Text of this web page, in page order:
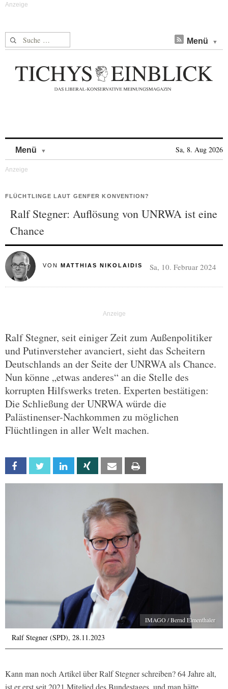
Suche nach: Menü
Menü Sa, 8. Aug 2026
FLÜCHTLINGE LAUT GENFER KONVENTION?
Ralf Stegner: Auflösung von UNRWA ist eine
Chance
VON MATTHIAS NIKOLAIDIS Sa, 10. Februar 2024
Ralf Stegner, seit einiger Zeit zum Außenpolitiker
und Putinversteher avanciert, sieht das Scheitern
Deutschlands an der Seite der UNRWA als Chance.
Nun könne „etwas anderes“ an die Stelle des
korrupten Hilfswerks treten. Experten bestätigen:
Die Schließung der UNRWA würde die
Palästinenser-Nachkommen zu möglichen
Flüchtlingen in aller Welt machen.
Facebook Twitter Linkedin Xing Email
IMAGO / Bernd Elmenthaler
Ralf Stegner (SPD), 28.11.2023
Kann man noch Artikel über Ralf Stegner schreiben? 64 Jahre alt,